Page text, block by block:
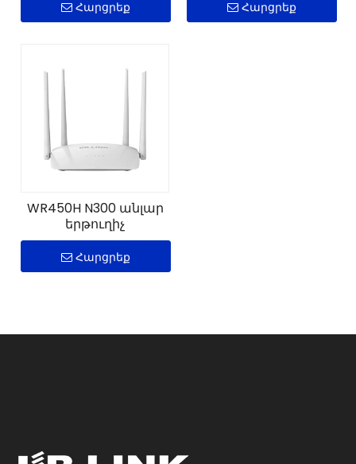
Հարցրեք Հարցրեք
WR450H N300 անլար
երթուղիչ
Հարցրեք